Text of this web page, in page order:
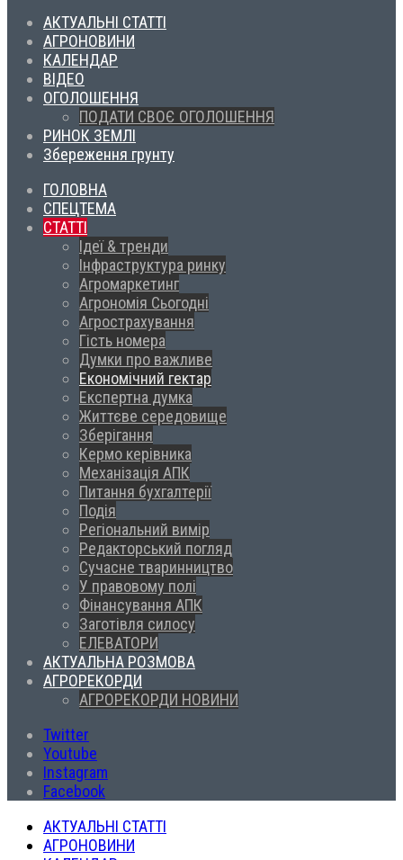
АКТУАЛЬНІ СТАТТІ
АГРОНОВИНИ
КАЛЕНДАР
ВІДЕО
ОГОЛОШЕННЯ
ПОДАТИ СВОЄ ОГОЛОШЕННЯ
РИНОК ЗЕМЛІ
Збереження грунту
ГОЛОВНА
СПЕЦТЕМА
СТАТТІ
Ідеї & тренди
Інфраструктура ринку
Агромаркетинг
Агрономія Сьогодні
Агрострахування
Гість номера
Думки про важливе
Економічний гектар
Експертна думка
Життєве середовище
Зберігання
Кермо керівника
Механізація АПК
Питання бухгалтерії
Подія
Регіональний вимір
Редакторський погляд
Сучасне тваринництво
У правовому полі
Фінансування АПК
Заготівля силосу
ЕЛЕВАТОРИ
АКТУАЛЬНА РОЗМОВА
АГРОРЕКОРДИ
АГРОРЕКОРДИ НОВИНИ
Twitter
Youtube
Instagram
Facebook
АКТУАЛЬНІ СТАТТІ
АГРОНОВИНИ